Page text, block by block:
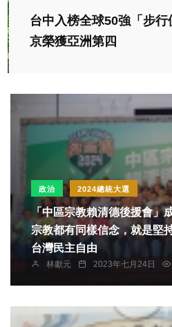
台中入榜全球50強「步
京榮獲亞洲第四
政治 2024總統大選
「中區宗教賴清德後援會」成立大會 賴
宗教都有同樣信念，就是堅
台灣民主自由
林獻元 2023年七月24日